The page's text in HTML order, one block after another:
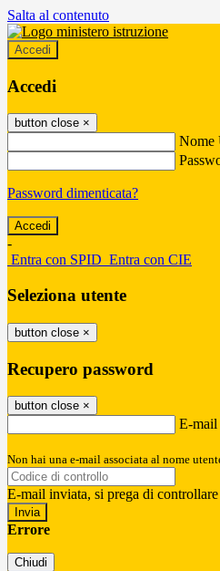
Salta al contenuto
Accedi
Accedi
button close ×
Nome
Password dimenticata?
-
Entra con SPID Entra con CIE
Seleziona utente
button close ×
Recupero password
button close ×
E-mail
Non hai una e-mail associata al nome
E-mail inviata, si prega di
Errore
Chiudi